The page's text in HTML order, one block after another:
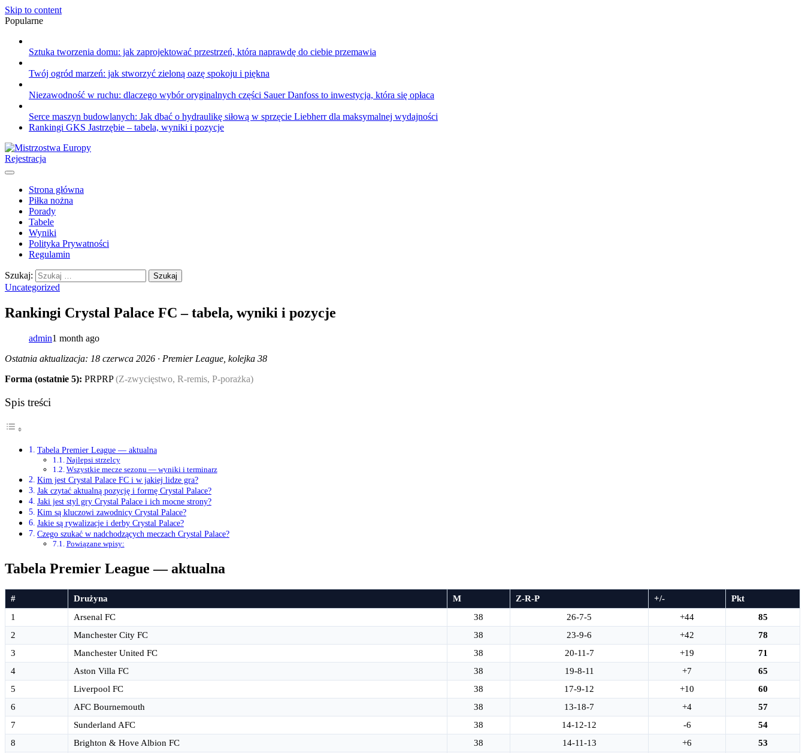
Skip to content
Popularne
Sztuka tworzenia domu: jak zaprojektować przestrzeń, która naprawdę do ciebie przemawia
Twój ogród marzeń: jak stworzyć zieloną oazę spokoju i piękna
Niezawodność w ruchu: dlaczego wybór oryginalnych części Sauer Danfoss to inwestycja, która się opłaca
Serce maszyn budowlanych: Jak dbać o hydraulikę siłową w sprzęcie Liebherr dla maksymalnej wydajności
Rankingi GKS Jastrzębie – tabela, wyniki i pozycje
Rejestracja
Strona główna
Piłka nożna
Porady
Tabele
Wyniki
Polityka Prywatności
Regulamin
Szukaj:
Uncategorized
Rankingi Crystal Palace FC – tabela, wyniki i pozycje
admin1 month ago
Ostatnia aktualizacja: 18 czerwca 2026 · Premier League, kolejka 38
Forma (ostatnie 5): PRPRP(Z-zwycięstwo, R-remis, P-porażka)
Spis treści
Tabela Premier League — aktualna
Najlepsi strzelcy
Wszystkie mecze sezonu — wyniki i terminarz
Kim jest Crystal Palace FC i w jakiej lidze gra?
Jak czytać aktualną pozycję i formę Crystal Palace?
Jaki jest styl gry Crystal Palace i ich mocne strony?
Kim są kluczowi zawodnicy Crystal Palace?
Jakie są rywalizacje i derby Crystal Palace?
Czego szukać w nadchodzących meczach Crystal Palace?
Powiązane wpisy:
Tabela Premier League — aktualna
# Drużyna M Z-R-P +/-
Pkt
1
Arsenal FC 38 26-7-5 +44
85
2
Manchester City FC 38 23-9-6 +42
78
3
Manchester United FC 38 20-11-7 +19
71
4
Aston Villa FC 38 19-8-11 +7
65
5
Liverpool FC 38 17-9-12 +10
60
6
AFC Bournemouth 38 13-18-7 +4
57
7
Sunderland AFC 38 14-12-12 -6
54
8
Brighton & Hove Albion FC 38 14-11-13 +6
53